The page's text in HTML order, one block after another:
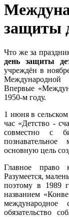
защиты
Что же за
день защиты
учреждён в
Впервые
1950-м году.
1 июня в
час «Детство -
совместно с
основную цель
Главное право
Разумеется,
поэтому в 1989
названием
обязательство